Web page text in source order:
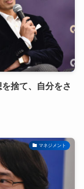
捨て、自分をさ
マネジメント